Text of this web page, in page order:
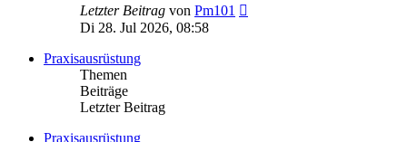
Letzter Beitrag von Pm101
Di 28. Jul 2026, 08:58
Praxisausrüstung
Themen
Beiträge
Letzter Beitrag
Praxisausrüstung